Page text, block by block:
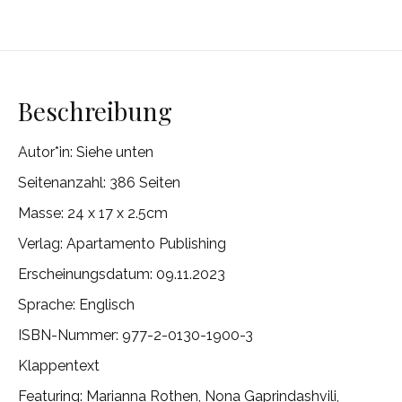
Beschreibung
Autor*in: Siehe unten
Seitenanzahl: 386 Seiten
Masse: 24 x 17 x 2.5cm
Verlag: Apartamento Publishing
Erscheinungsdatum: 09.11.2023
Sprache: Englisch
ISBN-Nummer: 977-2-0130-1900-3
Klappentext
Featuring: Marianna Rothen, Nona Gaprindashvili,